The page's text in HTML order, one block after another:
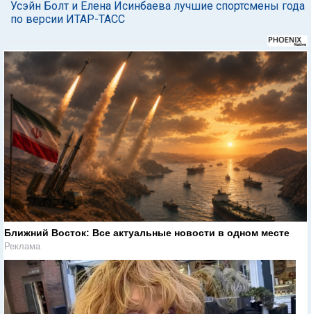
Усэйн Болт и Елена Исинбаева лучшие спортсмены года
по версии ИТАР-ТАСС
Ближний Восток: Все актуальные новости в одном месте
Реклама